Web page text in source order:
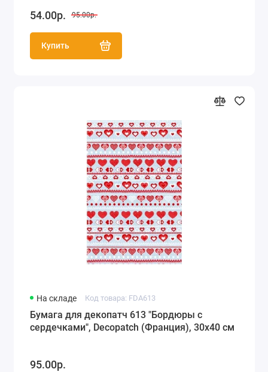
54.00р. 95.00р.
Купить
На складе Код товара: FDA613
Бумага для декопатч 613 "Бордюры с
сердечками", Decopatch (Франция), 30х40 см
95.00р.